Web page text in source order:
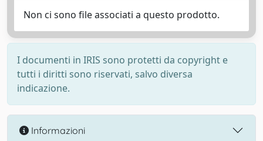
Non ci sono file associati a questo prodotto.
I documenti in IRIS sono protetti da copyright e
tutti i diritti sono riservati, salvo diversa
indicazione.
Informazioni